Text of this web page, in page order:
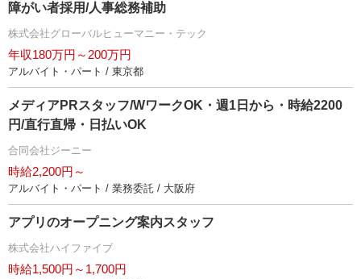
障がい者採用/人事総務補助
株式会社グローバルヒューマニー・テック
年収180万円～200万円
アルバイト・パート / 東京都
メディアPRスタッフ/WワークOK・週1日から・時給2200
円/直行直帰・日払いOK
合同会社ジーニー
時給2,200円～
アルバイト・パート / 業務委託 / 大阪府
アプリのオープニング案内スタッフ
株式会社ハイファイブ
時給1,500円～1,700円